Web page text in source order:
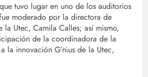
tuvo lugar en uno de los auditorios
moderado por la directora de
la Utec, Camila Calles; así mismo,
de la coordinadora de la
la innovación G’nius de la Utec,